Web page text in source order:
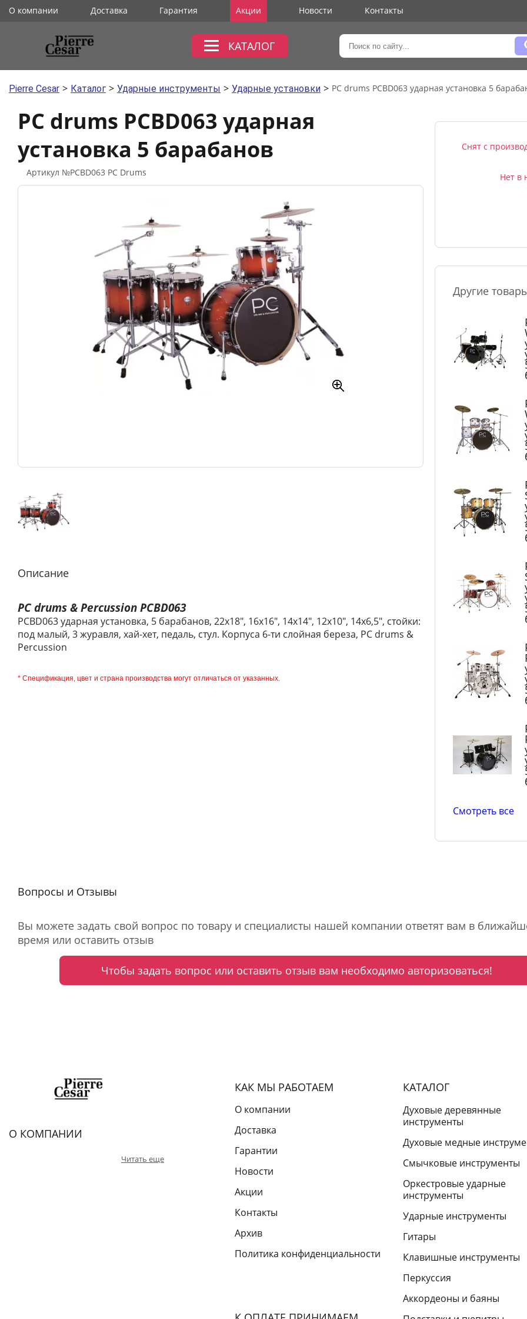
О компании Доставка Гарантия Акции Новости Контакты
КАТАЛОГ
Pierre Cesar > Каталог > Ударные инструменты > Ударные установки > PC drums PCBD063 ударная установка 5
PC drums PCBD063 ударная
установка 5 барабанов
Артикул №PCBD063 PC Drums
Описание
PC drums & Percussion PCBD063
PCBD063 ударная установка, 5 барабанов, 22х18", 16x16", 14x14", 12x10", 14x6,5", стойки:
под малый, 3 журавля, хай-хет, педаль, стул. Корпуса 6-ти слойная береза, PC drums &
Percussion
* Спецификация, цвет и страна производства могут отличаться от указанных.
Снят с
Нет в
Другие
Смотреть все
Вопросы и Отзывы
Вы можете задать свой вопрос по товару и специалисты нашей компании ответят вам в
время или оставить отзыв
Чтобы задать вопрос или оставить отзыв вам необходимо авторизоваться!
О КОМПАНИИ
Читать еще
КАК МЫ РАБОТАЕМ
О компании
Доставка
Гарантии
Новости
Акции
Контакты
Архив
Политика конфиденциальности
КАТАЛОГ
Духовые деревянные
инструменты
Духовые медные
Смычковые инструменты
Оркестровые ударные
инструменты
Ударные инструменты
Гитары
Клавишные инструменты
Перкуссия
Аккордеоны и баяны